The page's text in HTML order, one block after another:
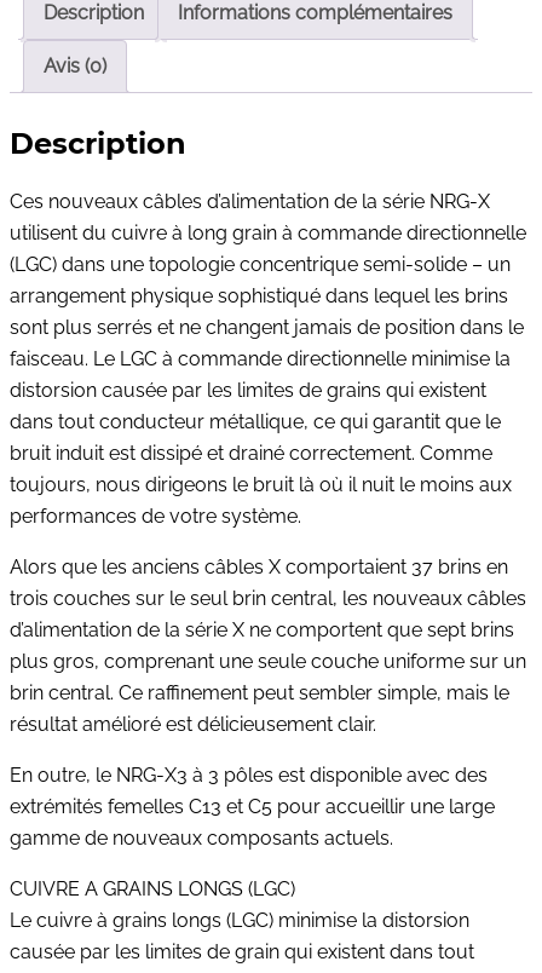
Description Informations complémentaires
Avis (0)
Description
Ces nouveaux câbles d’alimentation de la série NRG-X
utilisent du cuivre à long grain à commande directionnelle
(LGC) dans une topologie concentrique semi-solide – un
arrangement physique sophistiqué dans lequel les brins
sont plus serrés et ne changent jamais de position dans le
faisceau. Le LGC à commande directionnelle minimise la
distorsion causée par les limites de grains qui existent
dans tout conducteur métallique, ce qui garantit que le
bruit induit est dissipé et drainé correctement. Comme
toujours, nous dirigeons le bruit là où il nuit le moins aux
performances de votre système.
Alors que les anciens câbles X comportaient 37 brins en
trois couches sur le seul brin central, les nouveaux câbles
d’alimentation de la série X ne comportent que sept brins
plus gros, comprenant une seule couche uniforme sur un
brin central. Ce raffinement peut sembler simple, mais le
résultat amélioré est délicieusement clair.
En outre, le NRG-X3 à 3 pôles est disponible avec des
extrémités femelles C13 et C5 pour accueillir une large
gamme de nouveaux composants actuels.
CUIVRE A GRAINS LONGS (LGC)
Le cuivre à grains longs (LGC) minimise la distorsion
causée par les limites de grain qui existent dans tout